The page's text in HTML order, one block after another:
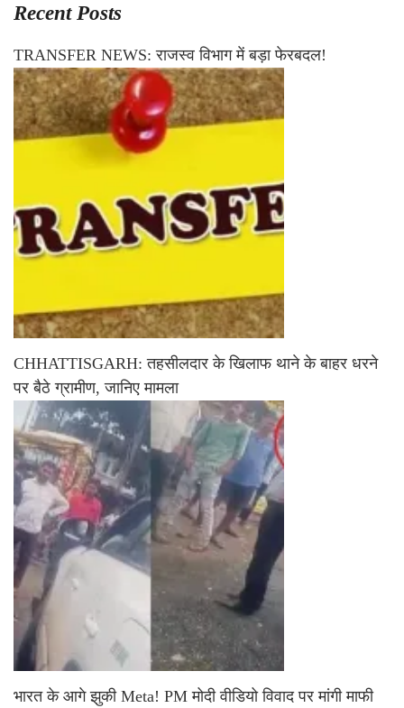
Recent Posts
TRANSFER NEWS: राजस्व विभाग में बड़ा फेरबदल!
CHHATTISGARH: तहसीलदार के खिलाफ थाने के बाहर धरने
पर बैठे ग्रामीण, जानिए मामला
भारत के आगे झुकी Meta! PM मोदी वीडियो विवाद पर मांगी माफी